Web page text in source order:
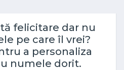
felicitare dar nu
pe care îl vrei?
a personaliza
numele dorit.